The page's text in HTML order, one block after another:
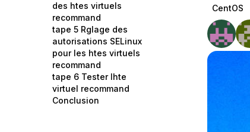
Storage
Browse all products
Startups and SMBs
Web and App Platforms
See all solutions
des htes virtuels
recommand
tape 5 Rglage des
autorisations SELinux
pour les htes virtuels
recommand
tape 6 Tester lhte
virtuel recommand
Conclusion
CentOS